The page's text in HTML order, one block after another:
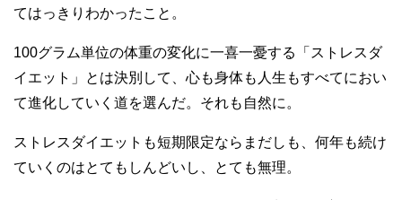
てはっきりわかったこと。
100グラム単位の体重の変化に一喜一憂する「ストレスダ
イエット」とは決別して、心も身体も人生もすべてにおい
て進化していく道を選んだ。それも自然に。
ストレスダイエットも短期限定ならまだしも、何年も続け
ていくのはとてもしんどいし、とても無理。